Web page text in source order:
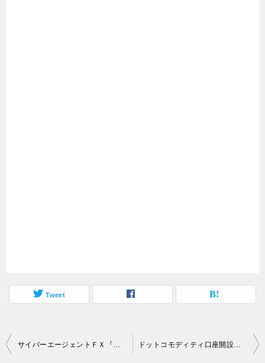
Tweet
投
サイバーエージェントＦＸ『外貨ex』口座開設実況中継！ ドットコモディティ口座開設キャンペーン取り実況中継！